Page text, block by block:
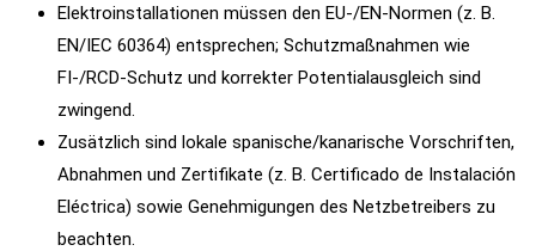
Elektroinstallationen müssen den EU-/EN-Normen (z. B.
EN/IEC 60364) entsprechen; Schutzmaßnahmen wie
FI‑/RCD‑Schutz und korrekter Potentialausgleich sind
zwingend.
Zusätzlich sind lokale spanische/kanarische Vorschriften,
Abnahmen und Zertifikate (z. B. Certificado de Instalación
Eléctrica) sowie Genehmigungen des Netzbetreibers zu
beachten.